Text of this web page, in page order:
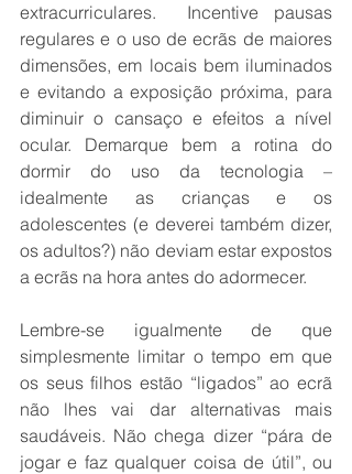
extracurriculares.  Incentive pausas
regulares e o uso de ecrãs de maiores
dimensões, em locais bem iluminados
e evitando a exposição próxima, para
diminuir o cansaço e efeitos a nível
ocular. Demarque bem a rotina do
dormir do uso da tecnologia –
idealmente as crianças e os
adolescentes (e deverei também dizer,
os adultos?) não deviam estar expostos
a ecrãs na hora antes do adormecer.
Lembre-se igualmente de que
simplesmente limitar o tempo em que
os seus filhos estão “ligados” ao ecrã
não lhes vai dar alternativas mais
saudáveis. Não chega dizer “pára de
jogar e faz qualquer coisa de útil”, ou